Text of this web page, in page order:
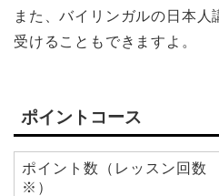
また、バイリンガルの日本
受けることもできますよ。
ポイントコース
ポイント数（レッスン回数
※）